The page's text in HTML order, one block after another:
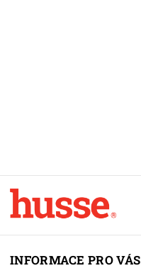
INFORMACE PRO VÁS